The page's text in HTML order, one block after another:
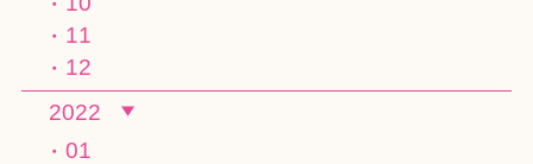
11
12
2022
01